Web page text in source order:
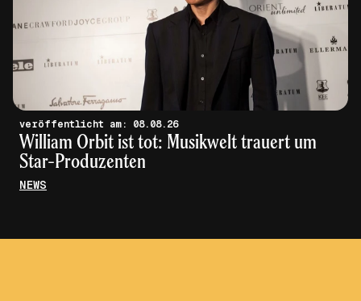
veröffentlicht am: 08.08.26
William Orbit ist tot: Musikwelt trauert um
Star-Produzenten
NEWS